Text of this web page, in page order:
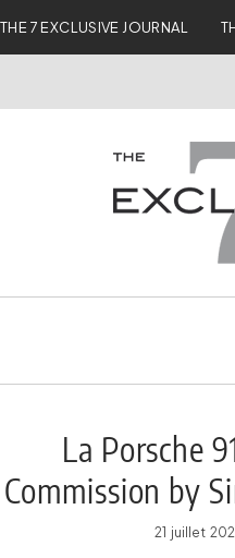
THE 7 EXCLUSIVE JOURNAL
La Porsche
Commission by
21 juillet